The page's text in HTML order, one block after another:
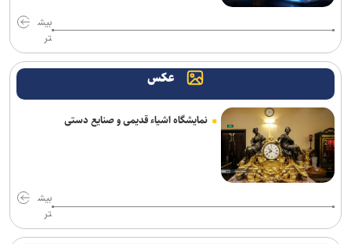
بیش
تر
عکس
نمایشگاه اشیاء قدیمی و صنایع دستی
بیش
تر